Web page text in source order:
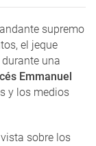
supremo
el jeque
una
Emmanuel
y los medios
sobre los